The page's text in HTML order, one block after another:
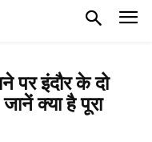
पर इंदौर के दो
क्या है पूरा